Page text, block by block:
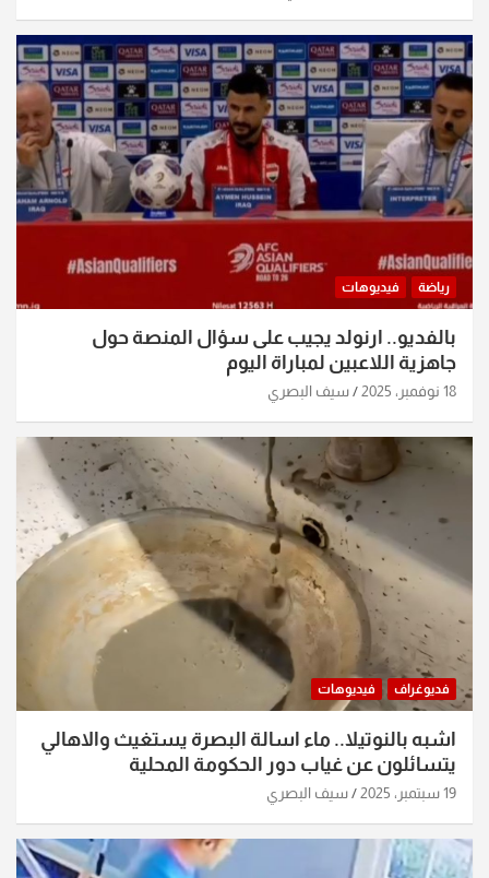
رياضة فيديوهات
بالفديو.. ارنولد يجيب على سؤال المنصة حول
جاهزية اللاعبين لمباراة اليوم
18 نوفمبر، 2025 سيف البصري
فديوغراف فيديوهات
اشبه بالنوتيلا.. ماء اسالة البصرة يستغيث والاهالي
يتسائلون عن غياب دور الحكومة المحلية
19 سبتمبر، 2025 سيف البصري